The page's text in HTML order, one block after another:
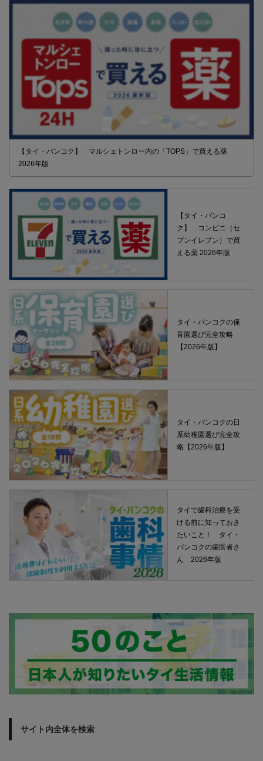
【タイ・バンコク】 マルシェトンロー内の「TOPS」で買える薬
2026年版
【タイ・バンコ
ク】 コンビニ（セ
ブンイレブン）で買
える薬 2026年版
タイ・バンコクの保
育園選び完全攻略
【2026年版】
タイ・バンコクの日
系幼稚園選び完全攻
略【2026年版】
タイで歯科治療を受
ける前に知っておき
たいこと！ タイ・
バンコクの歯医者さ
ん 2026年版
サイト内全体を検索